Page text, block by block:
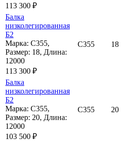
113 300 ₽
Балка
низколегированная
Б2
Марка: С355,
Размер: 18, Длина:
12000
113 300 ₽
С355 18
Балка
низколегированная
Б2
Марка: С355,
Размер: 20, Длина:
12000
103 500 ₽
С355 20